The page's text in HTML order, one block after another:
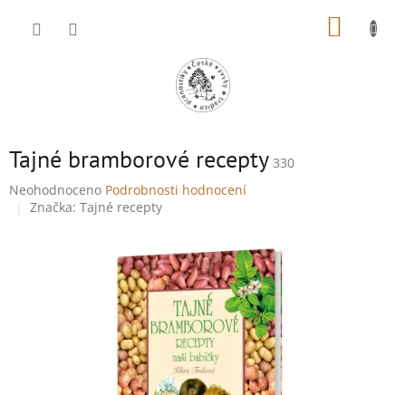
Tajné bramborové recepty 330
Průměrné
hodnocení
Neohodnoceno Podrobnosti hodnocení
Značka: Tajné recepty